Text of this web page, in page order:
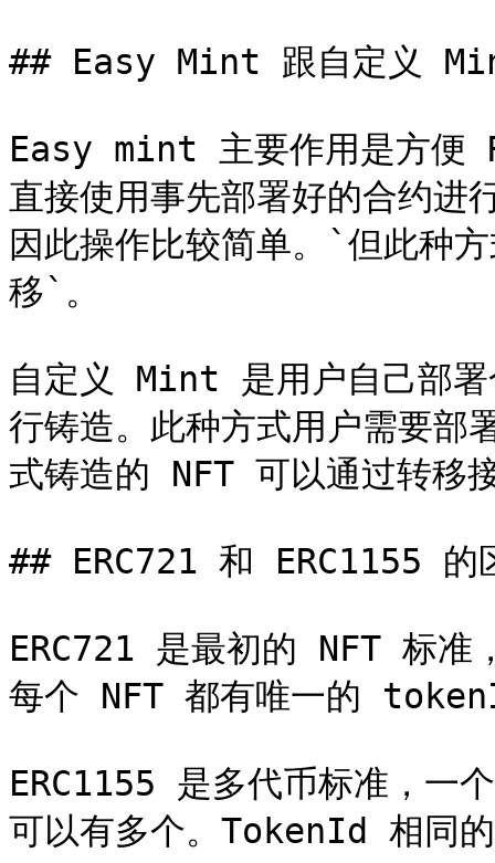
## Easy Mint 跟自定义
Easy mint 主要作用是方便
直接使用事先部署好的合约进
因此操作比较简单。`但此种
移`。
自定义 Mint 是用户自己部
行铸造。此种方式用户需要部
式铸造的 NFT 可以通过转移
## ERC721 和 ERC1155 的
ERC721 是最初的 NFT 标准
每个 NFT 都有唯一的
ERC1155 是多代币标准，一
可以有多个。TokenId 相同